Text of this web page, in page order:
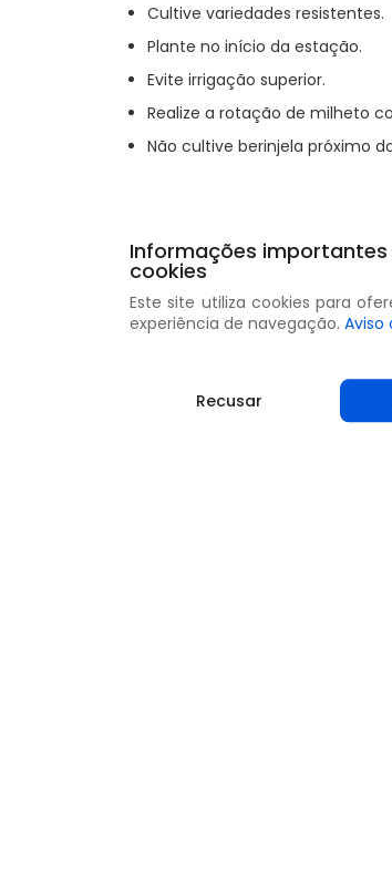
Cultive variedades resistentes.
Plante no início da estação.
Evite irrigação superior.
Realize a rotação de milheto
Não cultive berinjela próximo
Realize o controle de ervas
Mantenha a boa limpeza do
Compartilhar
Informações importantes
cookies
Este site utiliza cookies para
experiência de navegação. Aviso
Recusar